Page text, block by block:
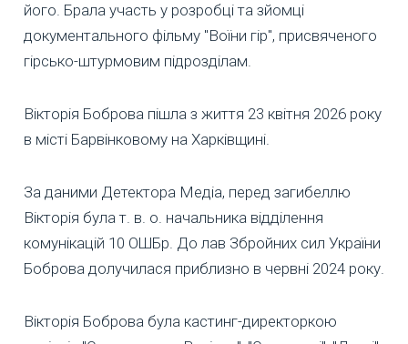
його. Брала участь у розробці та зйомці
документального фільму "Воїни гір", присвяченого
гірсько-штурмовим підрозділам.
Вікторія Боброва пішла з життя 23 квітня 2026 року
в місті Барвінковому на Харківщині.
За даними Детектора Медіа, перед загибеллю
Вікторія була т. в. о. начальника відділення
комунікацій 10 ОШБр. До лав Збройних сил України
Боброва долучилася приблизно в червні 2024 року.
Вікторія Боброва була кастинг-директоркою